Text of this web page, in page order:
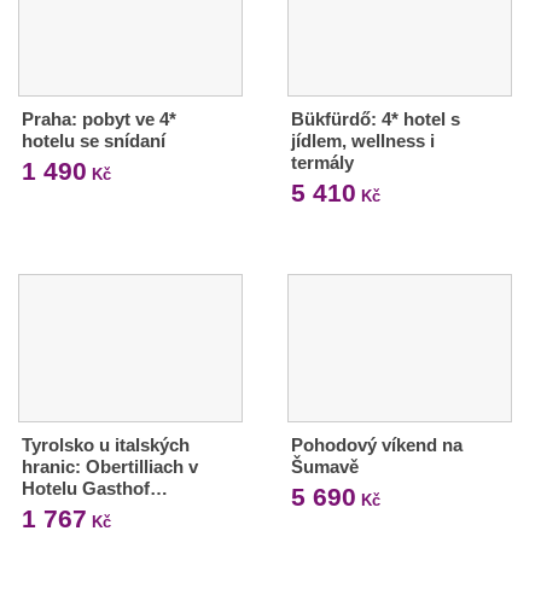
Praha: pobyt ve 4*
hotelu se snídaní
1 490 Kč
Bükfürdő: 4* hotel s
jídlem, wellness i
termály
5 410 Kč
Tyrolsko u italských
hranic: Obertilliach v
Hotelu Gasthof…
1 767 Kč
Pohodový víkend na
Šumavě
5 690 Kč